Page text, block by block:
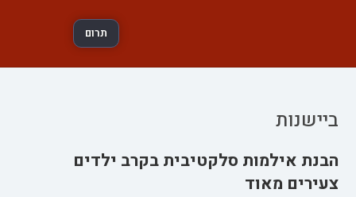
תרום
ביישנות
הבנת אילמות סלקטיבית בקרב ילדים
צעירים מאוד